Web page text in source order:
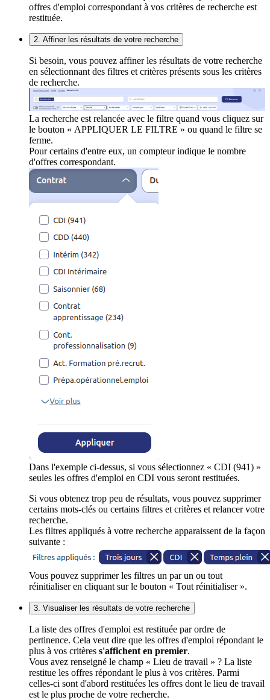
offres d'emploi correspondant à vos critères de recherche est
restituée.
2. Affiner les résultats de votre recherche
Si besoin, vous pouvez affiner les résultats de votre recherche
en sélectionnant des filtres et critères présents sous les critères
de recherche.
La recherche est relancée avec le filtre quand vous cliquez sur
le bouton « APPLIQUER LE FILTRE » ou quand le filtre se
ferme.
Pour certains d'entre eux, un compteur indique le nombre
d'offres correspondant.
Dans l'exemple ci-dessus, si vous sélectionnez « CDI (941) »
seules les offres d'emploi en CDI vous seront restituées.
Si vous obtenez trop peu de résultats, vous pouvez supprimer
certains mots-clés ou certains filtres et critères et relancer votre
recherche.
Les filtres appliqués à votre recherche apparaissent de la façon
suivante :
Vous pouvez supprimer les filtres un par un ou tout
réinitialiser en cliquant sur le bouton « Tout réinitialiser ».
3. Visualiser les résultats de votre recherche
La liste des offres d'emploi est restituée par ordre de
pertinence. Cela veut dire que les offres d'emploi répondant le
plus à vos critères s'affichent en premier.
Vous avez renseigné le champ « Lieu de travail » ? La liste
restitue les offres répondant le plus à vos critères. Parmi
celles-ci sont d'abord restituées les offres dont le lieu de travail
est le plus proche de votre recherche.